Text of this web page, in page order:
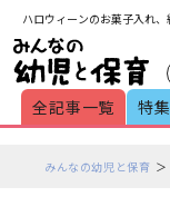
ハロウィーンのお菓子入れ
全記事一覧 特
みんなの幼児と保育